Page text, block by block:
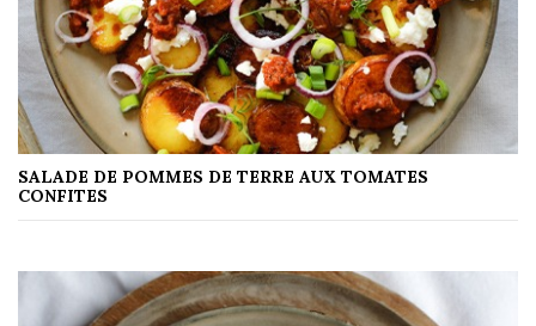
SALADE DE POMMES DE TERRE AUX TOMATES
CONFITES